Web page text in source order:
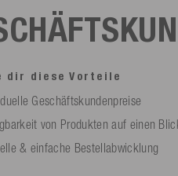
dir diese Vorteile
Geschäftskundenpreise
von Produkten auf einen
& einfache Bestellabwicklung